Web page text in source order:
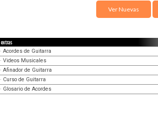
Ver Nuevas
extras
· Acordes de Guitarra
· Videos Musicales
· Afinador de Guitarra
· Curso de Guitarra
· Glosario de Acordes